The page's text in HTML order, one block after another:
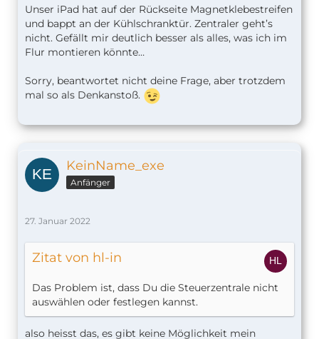
Unser iPad hat auf der Rückseite Magnetklebestreifen
und bappt an der Kühlschranktür. Zentraler geht’s
nicht. Gefällt mir deutlich besser als alles, was ich im
Flur montieren könnte…
Sorry, beantwortet nicht deine Frage, aber trotzdem
mal so als Denkanstoß.
KeinName_exe
Anfänger
27. Januar 2022
Zitat von hl-in
Das Problem ist, dass Du die Steuerzentrale nicht
auswählen oder festlegen kannst.
also heisst das, es gibt keine Möglichkeit mein